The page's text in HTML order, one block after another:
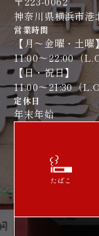
神奈川県横浜市
営業時間
【月〜金曜・土曜】
11:00～22:00（
【日・祝日】
11:00～21:30（
定休日
年末年始
たばこ